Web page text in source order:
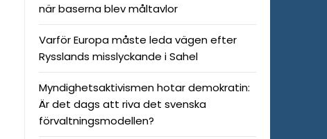
när baserna blev måltavlor
Varför Europa måste leda vägen efter
Rysslands misslyckande i Sahel
Myndighetsaktivismen hotar demokratin:
Är det dags att riva det svenska
förvaltningsmodellen?